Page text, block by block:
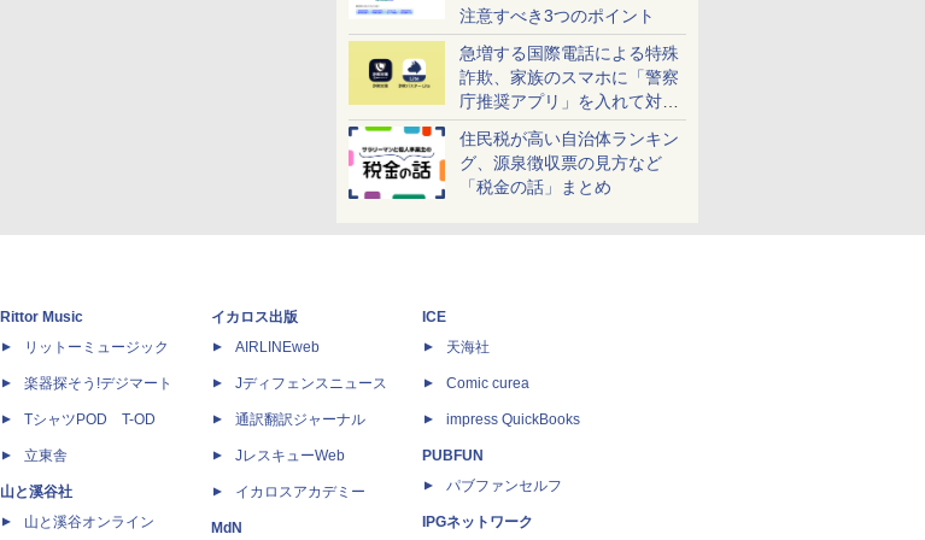
注意すべき3つのポイント
急増する国際電話による特殊
詐欺、家族のスマホに「警察
庁推奨アプリ」を入れて対策
しよう！
住民税が高い自治体ランキン
グ、源泉徴収票の見方など
「税金の話」まとめ
Rittor Music
リットーミュージック
楽器探そう!デジマート
TシャツPOD T-OD
立東舎
山と溪谷社
山と溪谷オンライン
イカロス出版
AIRLINEweb
Jディフェンスニュース
通訳翻訳ジャーナル
JレスキューWeb
イカロスアカデミー
MdN
ICE
天海社
Comic curea
impress QuickBooks
PUBFUN
パブファンセルフ
IPGネットワーク